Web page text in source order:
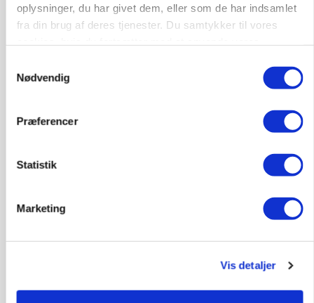
oplysninger, du har givet dem, eller som de har indsamlet
fra din brug af deres tjenester. Du samtykker til vores
Nødvendig
Præferencer
Statistik
Marketing
Vis detaljer
Før såmaskinen kører: Her er efterårets største
skadedyrsrisici